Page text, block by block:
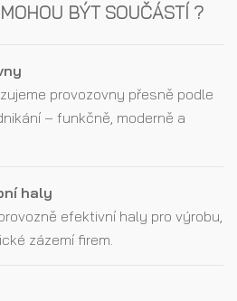
BÝT SOUČÁSTÍ ?
provozovny přesně podle
– funkčně, moderně a
haly
efektivní haly pro výrobu,
zázemí firem.